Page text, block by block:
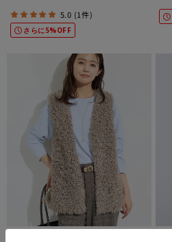
5.0 (1件)
さらに5%OFF